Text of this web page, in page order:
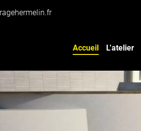
Accueil L’atelier